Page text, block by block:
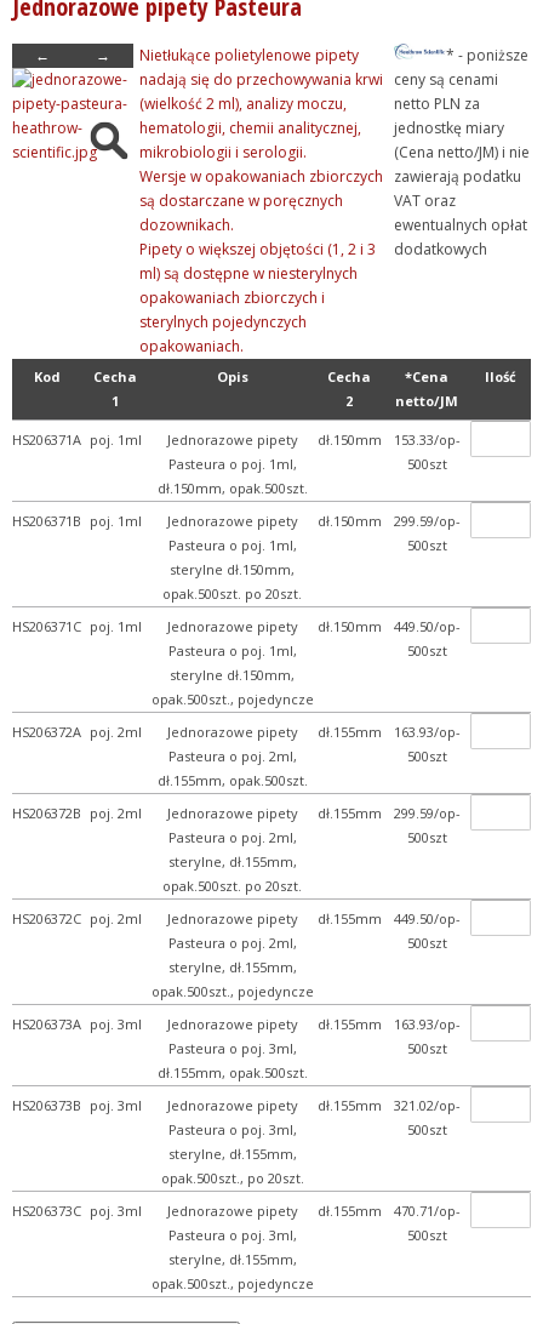
Jednorazowe pipety Pasteura
← →
Nietłukące polietylenowe pipety
nadają się do przechowywania krwi
(wielkość 2 ml), analizy moczu,
hematologii, chemii analitycznej,
mikrobiologii i serologii.
Wersje w opakowaniach zbiorczych
są dostarczane w poręcznych
dozownikach.
Pipety o większej objętości (1, 2 i 3
ml) są dostępne w niesterylnych
opakowaniach zbiorczych i
sterylnych pojedynczych
opakowaniach.
* - poniższe
ceny są cenami
netto PLN za
jednostkę miary
(Cena netto/JM) i nie
zawierają podatku
VAT oraz
ewentualnych opłat
dodatkowych
Kod
Cecha
1
Opis
Cecha
2
*Cena
netto/JM
Ilość
HS206371A poj. 1ml
Jednorazowe pipety
Pasteura o poj. 1ml,
dł.150mm, opak.500szt.
dł.150mm
153.33/op-
500szt
HS206371B poj. 1ml
Jednorazowe pipety
Pasteura o poj. 1ml,
sterylne dł.150mm,
opak.500szt. po 20szt.
dł.150mm
299.59/op-
500szt
HS206371C poj. 1ml
Jednorazowe pipety
Pasteura o poj. 1ml,
sterylne dł.150mm,
opak.500szt., pojedyncze
dł.150mm
449.50/op-
500szt
HS206372A poj. 2ml
Jednorazowe pipety
Pasteura o poj. 2ml,
dł.155mm, opak.500szt.
dł.155mm
163.93/op-
500szt
HS206372B poj. 2ml
Jednorazowe pipety
Pasteura o poj. 2ml,
sterylne, dł.155mm,
opak.500szt. po 20szt.
dł.155mm
299.59/op-
500szt
HS206372C poj. 2ml
Jednorazowe pipety
Pasteura o poj. 2ml,
sterylne, dł.155mm,
opak.500szt., pojedyncze
dł.155mm
449.50/op-
500szt
HS206373A poj. 3ml
Jednorazowe pipety
Pasteura o poj. 3ml,
dł.155mm, opak.500szt.
dł.155mm
163.93/op-
500szt
HS206373B poj. 3ml
Jednorazowe pipety
Pasteura o poj. 3ml,
sterylne, dł.155mm,
opak.500szt., po 20szt.
dł.155mm
321.02/op-
500szt
HS206373C poj. 3ml
Jednorazowe pipety
Pasteura o poj. 3ml,
sterylne, dł.155mm,
opak.500szt., pojedyncze
dł.155mm
470.71/op-
500szt